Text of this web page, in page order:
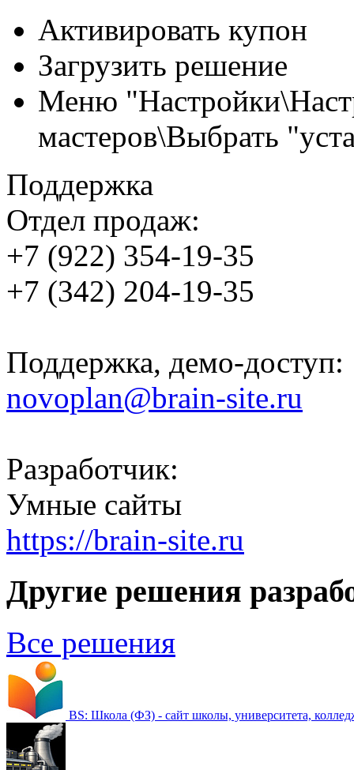
Активировать купон
Загрузить решение
Меню
мастеров\Выбрать
Поддержка
Отдел продаж:
+7 (922) 354-19-35
+7 (342) 204-19-35
Поддержка, демо-доступ:
novoplan@brain-site.ru
Разработчик:
Умные сайты
https://brain-site.ru
Другие решения
Все решения
BS: Школа (ФЗ) - сайт школы, университета,